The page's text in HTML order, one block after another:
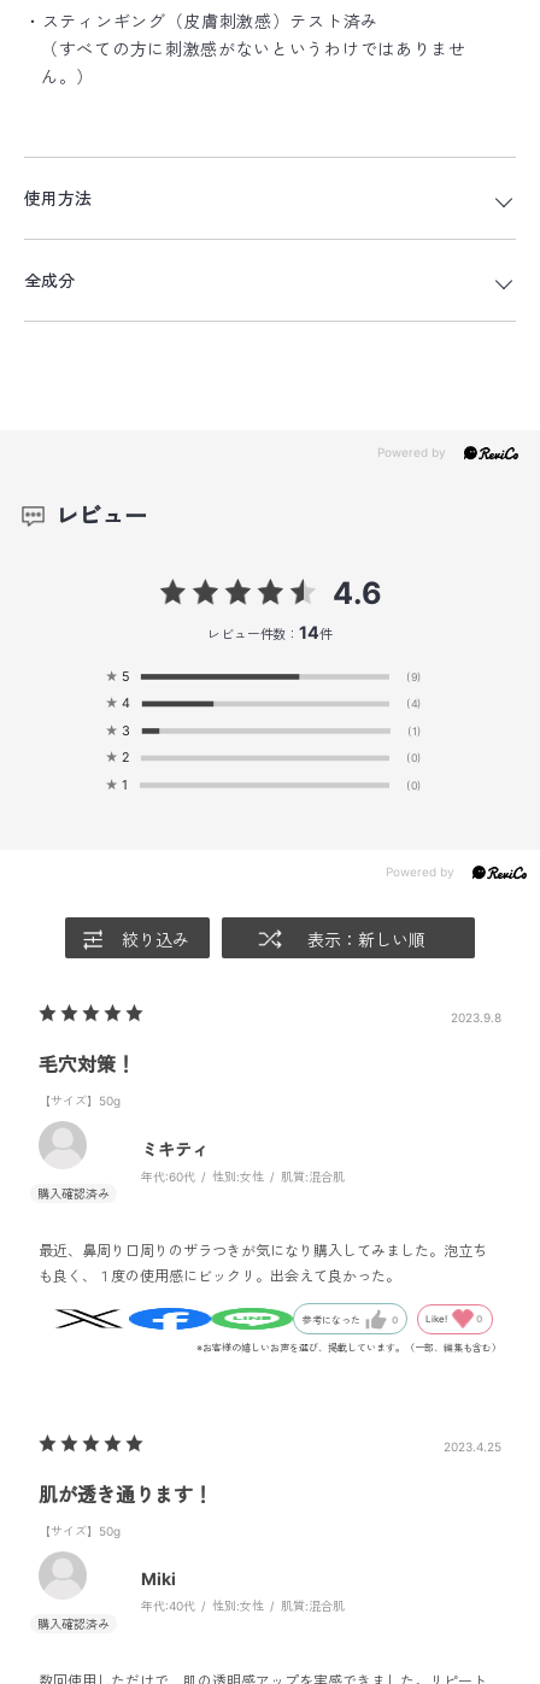
・スティンギング（皮膚刺激感）テスト済み
（すべての方に刺激感がないというわけではありませ
ん。）
使用方法
全成分
レビュー
4.6
レビュー件数： 14件
★ 5 (9)
★ 4 (4)
★ 3 (1)
★ 2 (0)
★ 1 (0)
絞り込み 表示：新しい順
2023.9.8
毛穴対策！
【サイズ】50g
ミキティ
年代:60代 性別:女性 肌質:混合肌
最近、鼻周り口周りのザラつきが気になり購入してみました。泡立ち
も良く、１度の使用感にビックリ。出会えて良かった。
参考になった 0 Like! 0
※お客様の嬉しいお声を選び、掲載しています。（一部、編集も含む）
2023.4.25
肌が透き通ります！
【サイズ】50g
Miki
年代:40代 性別:女性 肌質:混合肌